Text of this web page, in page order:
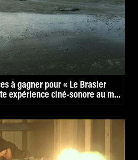
à gagner pour « Le Brasier
expérience ciné-sonore au mk2